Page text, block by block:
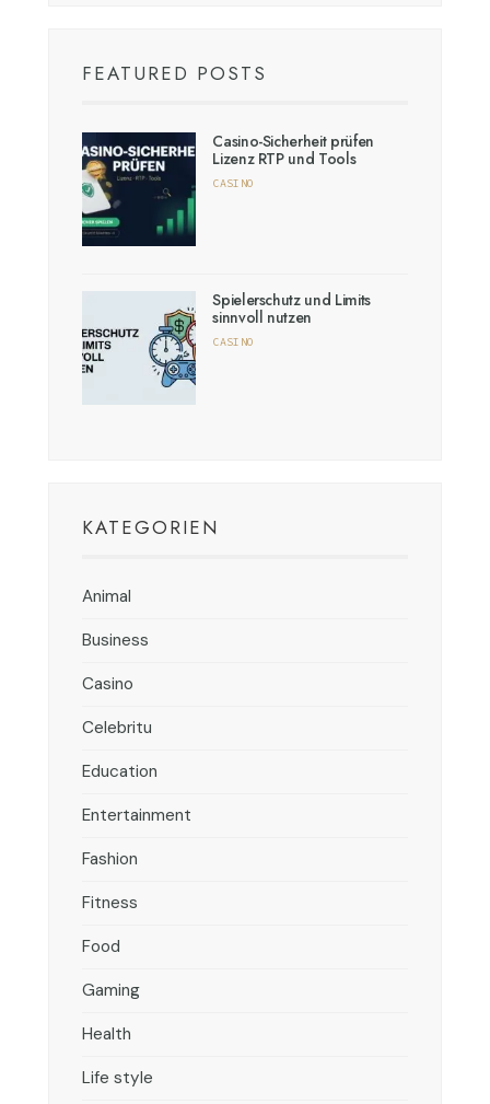
FEATURED POSTS
Casino-Sicherheit prüfen
Lizenz RTP und Tools
CASINO
Spielerschutz und Limits
sinnvoll nutzen
CASINO
KATEGORIEN
Animal
Business
Casino
Celebritu
Education
Entertainment
Fashion
Fitness
Food
Gaming
Health
Life style